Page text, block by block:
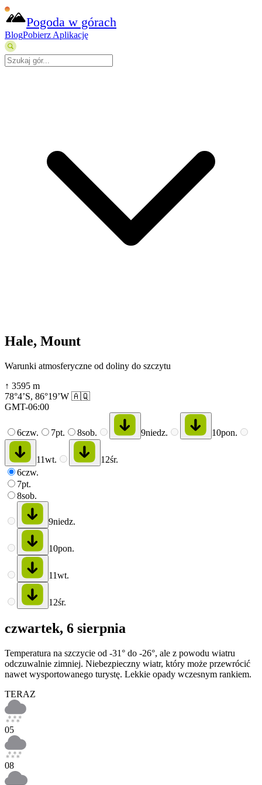
Pogoda w górach
BlogPobierz Aplikację
Hale, Mount
Warunki atmosferyczne od doliny do szczytu
↑ 3595 m
78°4’S, 86°19’W 🇦🇶
GMT-06:00
6czw. 7pt. 8sob. 9niedz. 10pon.
11wt. 12śr.
6czw.
7pt.
8sob.
9niedz.
10pon.
11wt.
12śr.
czwartek, 6 sierpnia
Temperatura na szczycie od -31° do -26°, ale z powodu wiatru
odczuwalnie zimniej. Niebezpieczny wiatr, który może przewrócić
nawet wysportowanego turystę. Lekkie opady wczesnym rankiem.
TERAZ
05
08